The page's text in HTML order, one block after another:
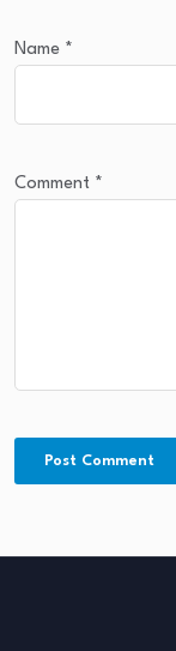
Name *
Comment *